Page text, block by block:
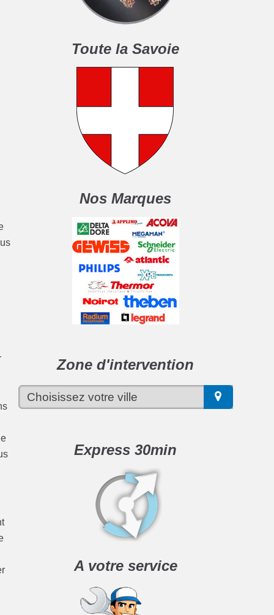
Toute la Savoie
Nos Marques
Zone d'intervention
Express 30min
A votre service